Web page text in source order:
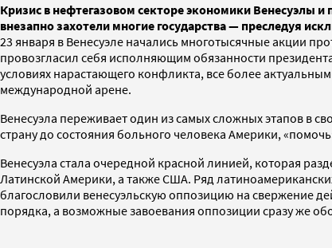
Кризис в нефтегазовом секторе экономики Венесуэлы
внезапно захотели многие государства — преследуя
23 января в Венесуэле начались многотысячные акции
провозгласил себя исполняющим обязанности
условиях нарастающего конфликта, все более
международной арене.
Венесуэла переживает один из самых сложных этапов в
страну до состояния больного человека Америки,
Венесуэла стала очередной красной линией, которая
Латинской Америки, а также США. Ряд
благословили венесуэльскую оппозицию на свержение
порядка, а возможные завоевания оппозиции сразу же